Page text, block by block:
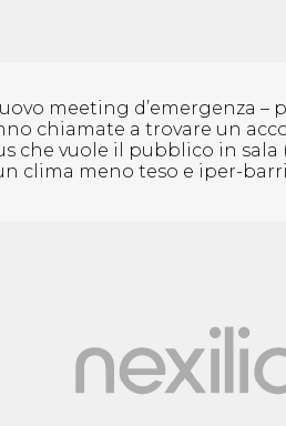
meeting d’emergenza –
chiamate a trovare un
che vuole il pubblico in
clima meno teso e iper-